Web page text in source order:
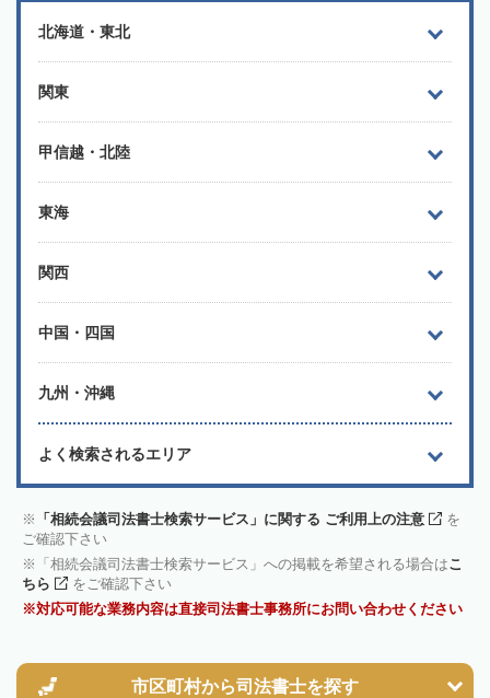
北海道・東北
関東
甲信越・北陸
東海
関西
中国・四国
九州・沖縄
よく検索されるエリア
「相続会議司法書士検索サービス」に関する ご利用上の注意
を
ご確認下さい
「相続会議司法書士検索サービス」への掲載を希望される場合はこ
ちら
をご確認下さい
対応可能な業務内容は直接司法書士事務所にお問い合わせください
市区町村から司法書士を探す